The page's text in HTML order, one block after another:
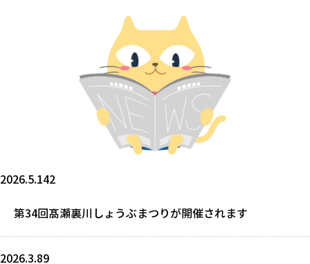
2026.5.142
第34回髙瀬裏川しょうぶまつりが開催されます
2026.3.89